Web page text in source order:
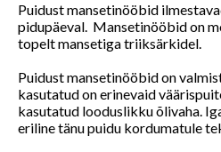
Puidust mansetinööbid
pidupäeval. Mansetinööbid on
topelt mansetiga triiksärkidel.
Puidust mansetinööbid on
kasutatud on erinevaid
kasutatud looduslikku õlivaha.
eriline tänu puidu kordumatule